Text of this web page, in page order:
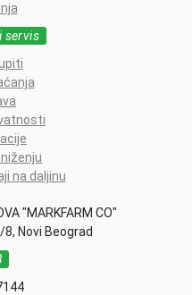
servis
na daljinu
"MARKFARM CO"
Novi Beograd